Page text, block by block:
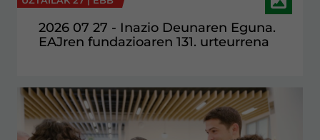
2026 07 27 - Inazio Deunaren Eguna.
EAJren fundazioaren 131. urteurrena